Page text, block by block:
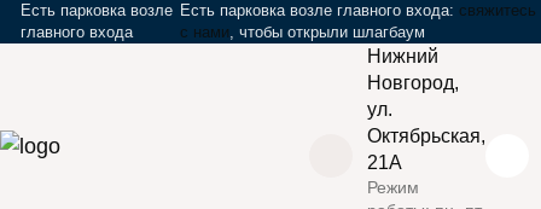
Есть парковка возле
главного входа
Есть парковка возле главного входа: свяжитесь
с нами, чтобы открыли шлагбаум
Нижний
Новгород,
ул.
Октябрьская,
21А
Режим